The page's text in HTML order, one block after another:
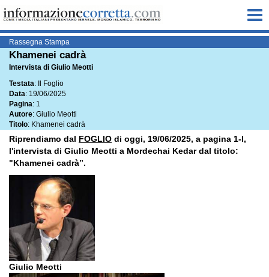
Rassegna Stampa
Khamenei cadrà
Intervista di Giulio Meotti
Testata: Il Foglio
Data: 19/06/2025
Pagina: 1
Autore: Giulio Meotti
Titolo: Khamenei cadrà
Riprendiamo dal FOGLIO di oggi, 19/06/2025, a pagina 1-I,
l'intervista di Giulio Meotti a Mordechai Kedar dal titolo:
"Khamenei cadrà”.
Giulio Meotti